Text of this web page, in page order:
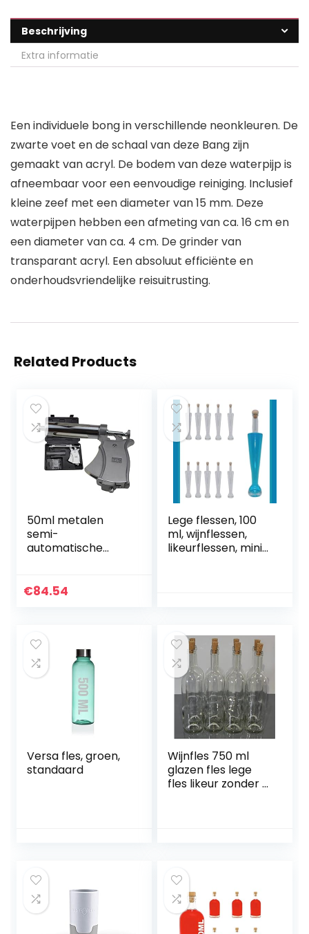
Beschrijving
Extra informatie
Een individuele bong in verschillende neonkleuren. De
zwarte voet en de schaal van deze Bang zijn
gemaakt van acryl. De bodem van deze waterpijp is
afneembaar voor een eenvoudige reiniging. Inclusief
kleine zeef met een diameter van 15 mm. Deze
waterpijpen hebben een afmeting van ca. 16 cm en
een diameter van ca. 4 cm. De grinder van
transparant acryl. Een absoluut efficiënte en
onderhoudsvriendelijke reisuitrusting.
Related Products
50ml metalen
semi-
automatische
veterinaire
voor vee spuit
voor dieren
€84.54
Lege flessen, 100
ml, wijnflessen,
likeurflessen, mini-
Versa fles, groen,
standaard
Wijnfles 750 ml
glazen fles lege
fles likeur zonder /